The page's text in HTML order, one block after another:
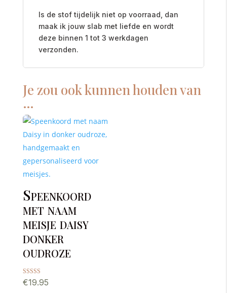
Is de stof tijdelijk niet op voorraad, dan
maak ik jouw slab met liefde en wordt
deze binnen 1 tot 3 werkdagen
verzonden.
Je zou ook kunnen houden van
…
Speenkoord
met naam
meisje daisy
donker
oudroze
Gewaardeerd
5.00
€19.95